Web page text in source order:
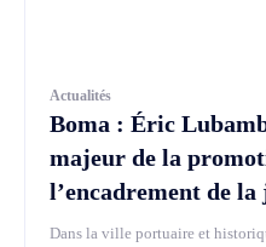
Actualités
Boma : Éric
majeur de la
l’encadrement de la
Dans la ville portuaire et